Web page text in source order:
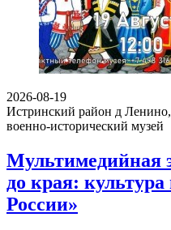
2026-08-19
Истринский район д
военно-исторический музей
Мультимедийная
до края:
России»